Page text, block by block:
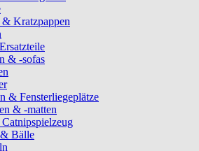
Kratzpappen
& -sofas
& Fensterliegeplätze
& -matten
& Bälle